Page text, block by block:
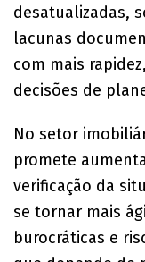
desatualizadas,
lacunas
com mais
decisões de
No setor
promete
verificação da
se tornar mais
burocráticas e